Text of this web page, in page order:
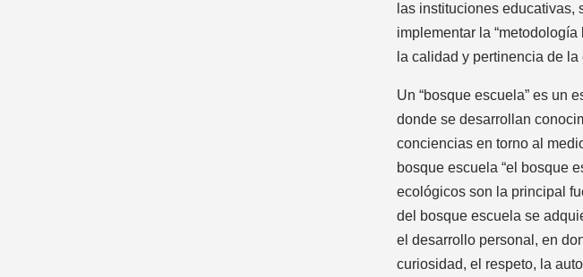
las instituciones educativas,
implementar la
la calidad y pertinencia de
Un “bosque escuela” es un
donde se desarrollan
conciencias en torno al
bosque escuela “el bosque
ecológicos son la principal
del bosque escuela se
el desarrollo personal, en
curiosidad, el respeto, la